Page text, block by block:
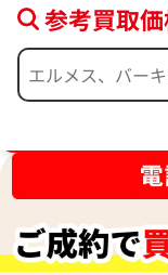
参考買取